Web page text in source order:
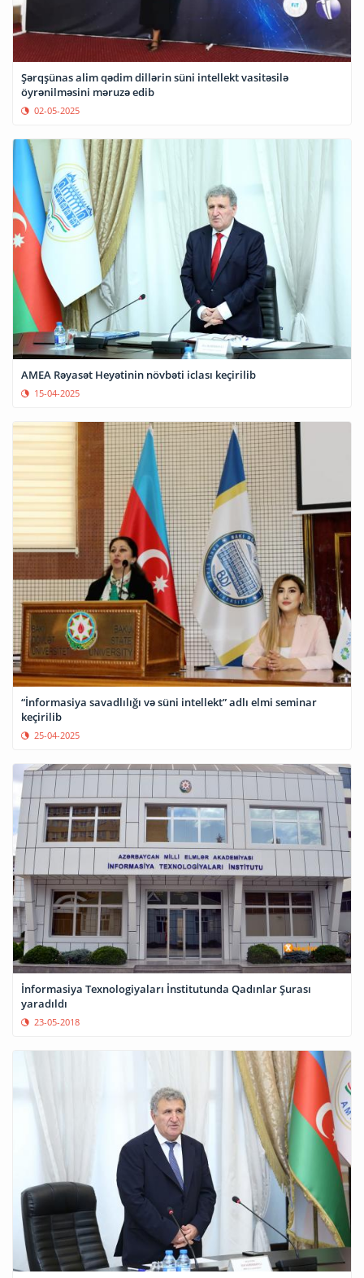
Şərqşünas alim qədim dillərin süni intellekt vasitəsilə
öyrənilməsini məruzə edib
02-05-2025
AMEA Rəyasət Heyətinin növbəti iclası keçirilib
15-04-2025
“İnformasiya savadlılığı və süni intellekt” adlı elmi seminar
keçirilib
25-04-2025
İnformasiya Texnologiyaları İnstitutunda Qadınlar Şurası
yaradıldı
23-05-2018